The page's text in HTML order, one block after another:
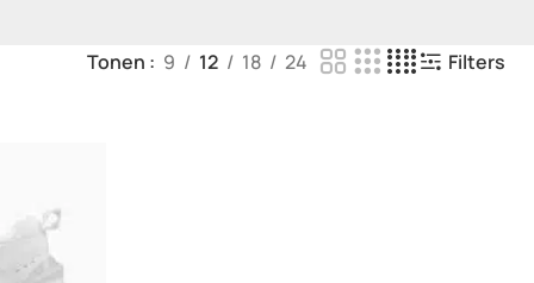
Tonen 9 12 18 24 Filters